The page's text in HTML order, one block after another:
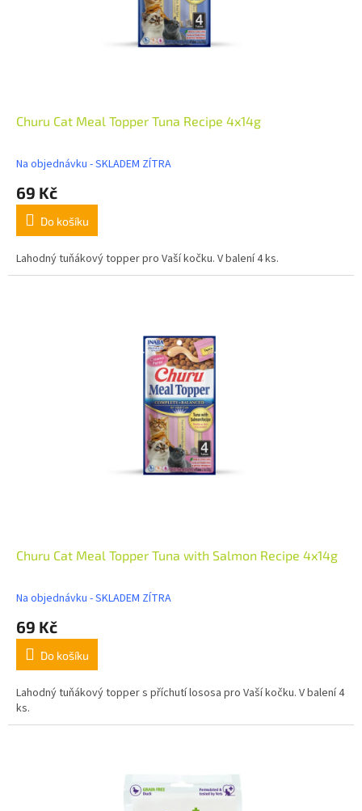
Churu Cat Meal Topper Tuna Recipe 4x14g
Na objednávku - SKLADEM ZÍTRA
69 Kč
Do košíku
Lahodný tuňákový topper pro Vaší kočku. V balení 4 ks.
Churu Cat Meal Topper Tuna with Salmon Recipe 4x14g
Na objednávku - SKLADEM ZÍTRA
69 Kč
Do košíku
Lahodný tuňákový topper s příchutí lososa pro Vaší kočku. V balení 4
ks.